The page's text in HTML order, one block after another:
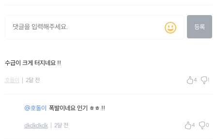
등록
수급이 크게 터지네요 !!
호돌이 2달 전 4 1
@호돌이 폭발이네요 인기 ㅎㅎ !!
dkdkdkdk 2달 전 4 0